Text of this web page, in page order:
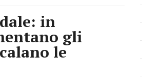
in
gli
le